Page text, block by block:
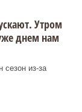
Утром
днем нам
из-за